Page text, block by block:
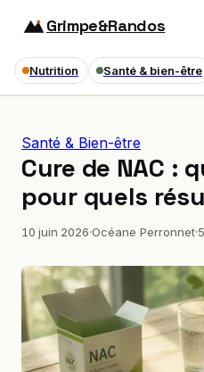
Grimpe&Randos
Nutrition Santé & bien-être
Santé & Bien-être
Cure de NAC :
pour quels
10 juin 2026·Océane Perronnet·